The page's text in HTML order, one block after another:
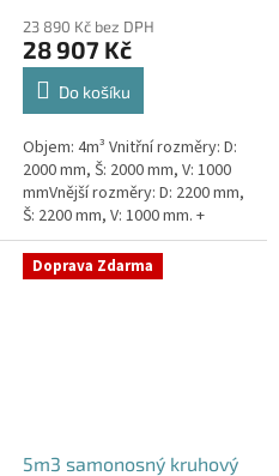
23 890 Kč bez DPH
28 907 Kč
Do košíku
Objem: 4m³ Vnitřní rozměry: D:
2000 mm, Š: 2000 mm, V: 1000
mmVnější rozměry: D: 2200 mm,
Š: 2200 mm, V: 1000 mm. +
komínek Určeno pro 3-5
EOSeptik vhodný pod parkovací
stání,...
Doprava Zdarma
5m3 samonosný kruhový